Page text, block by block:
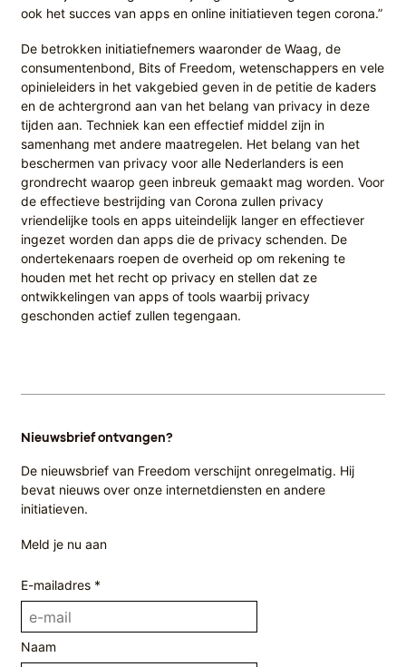
ook het succes van apps en online initiatieven tegen corona.”
De betrokken initiatiefnemers waaronder de Waag, de
consumentenbond, Bits of Freedom, wetenschappers en vele
opinieleiders in het vakgebied geven in de petitie de kaders
en de achtergrond aan van het belang van privacy in deze
tijden aan. Techniek kan een effectief middel zijn in
samenhang met andere maatregelen. Het belang van het
beschermen van privacy voor alle Nederlanders is een
grondrecht waarop geen inbreuk gemaakt mag worden. Voor
de effectieve bestrijding van Corona zullen privacy
vriendelijke tools en apps uiteindelijk langer en effectiever
ingezet worden dan apps die de privacy schenden. De
ondertekenaars roepen de overheid op om rekening te
houden met het recht op privacy en stellen dat ze
ontwikkelingen van apps of tools waarbij privacy
geschonden actief zullen tegengaan.
Nieuwsbrief ontvangen?
De nieuwsbrief van Freedom verschijnt onregelmatig. Hij
bevat nieuws over onze internetdiensten en andere
initiatieven.
Meld je nu aan
E-mailadres *
Naam